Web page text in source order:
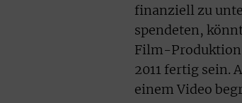
finanziell zu
spendeten,
Film-Produktion
2011 fertig sein.
einem Video